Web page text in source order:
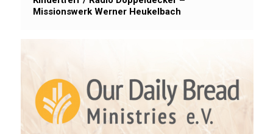
Missionswerk Werner Heukelbach